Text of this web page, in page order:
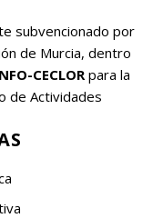
subvencionado por
de Murcia, dentro
CECLOR para la
de Actividades